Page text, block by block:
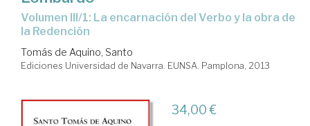
Volumen III/1: La encarnación del Verbo y la obra de
la Redención
Tomás de Aquino, Santo
Ediciones Universidad de Navarra. EUNSA. Pamplona, 2013
34,00 €